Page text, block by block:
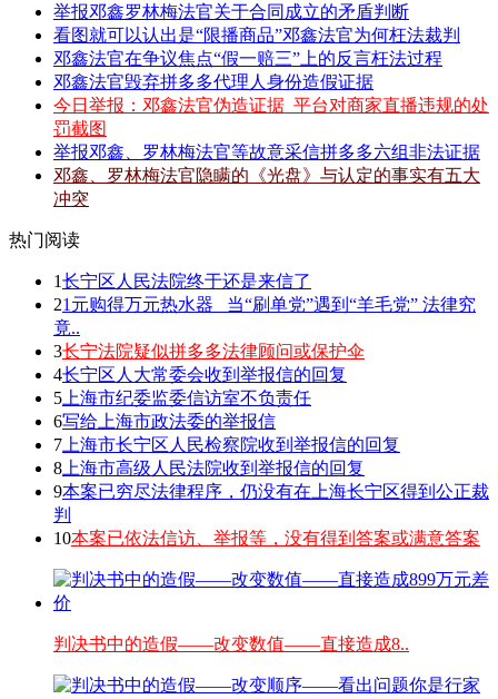
举报邓鑫罗林梅法官关于合同成立的矛盾判断
看图就可以认出是“限播商品”邓鑫法官为何枉法裁判
邓鑫法官在争议焦点“假一赔三”上的反言枉法过程
邓鑫法官毁弃拼多多代理人身份造假证据
今日举报：邓鑫法官伪造证据_平台对商家直播违规的处
罚截图
举报邓鑫、罗林梅法官等故意采信拼多多六组非法证据
邓鑫、罗林梅法官隐瞒的《光盘》与认定的事实有五大
冲突
热门阅读
1长宁区人民法院终于还是来信了
21元购得万元热水器 _当“刷单党”遇到“羊毛党” 法律究
竟..
3长宁法院疑似拼多多法律顾问或保护伞
4长宁区人大常委会收到举报信的回复
5 上海市纪委监委信访室不负责任
6写给上海市政法委的举报信
7 上海市长宁区人民检察院收到举报信的回复
8 上海市高级人民法院收到举报信的回复
9本案已穷尽法律程序，仍没有在上海长宁区得到公正裁
判
10本案已依法信访、举报等，没有得到答案或满意答案
判决书中的造假——改变数值——直接造成8..